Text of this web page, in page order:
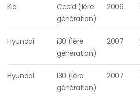
Kia
Cee’d (1ère
génération)
2006
Hyundai
i30 (1ère
génération)
2007
Hyundai
i30 (1ère
génération)
2007